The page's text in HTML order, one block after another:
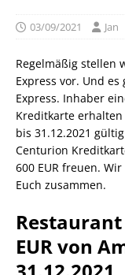
03/09/2021 Jan
Regelmäßig stellen
Express vor. Und
Express. Inhaber
Kreditkarte erhalten
bis 31.12.2021
Centurion
600 EUR freuen.
Euch zusammen.
EUR von